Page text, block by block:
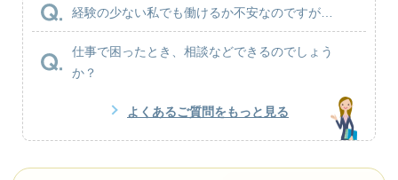
経験の少ない私でも働けるか不安なのですが…
仕事で困ったとき、相談などできるのでしょう
か？
よくあるご質問をもっと見る